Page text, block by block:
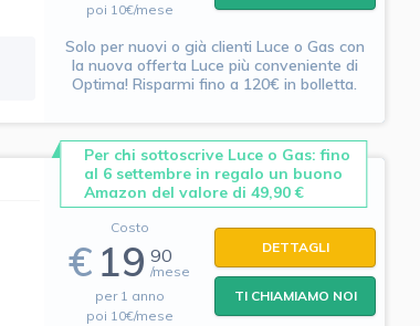
poi 10€/mese
Solo per nuovi o già clienti Luce o Gas con
la nuova offerta Luce più conveniente di
Optima! Risparmi fino a 120€ in bolletta.
Per chi sottoscrive Luce o Gas: fino
al 6 settembre in regalo un buono
Amazon del valore di 49,90 €
Costo
€ 19 90
/mese
per 1 anno
poi 10€/mese
DETTAGLI
TI CHIAMIAMO NOI